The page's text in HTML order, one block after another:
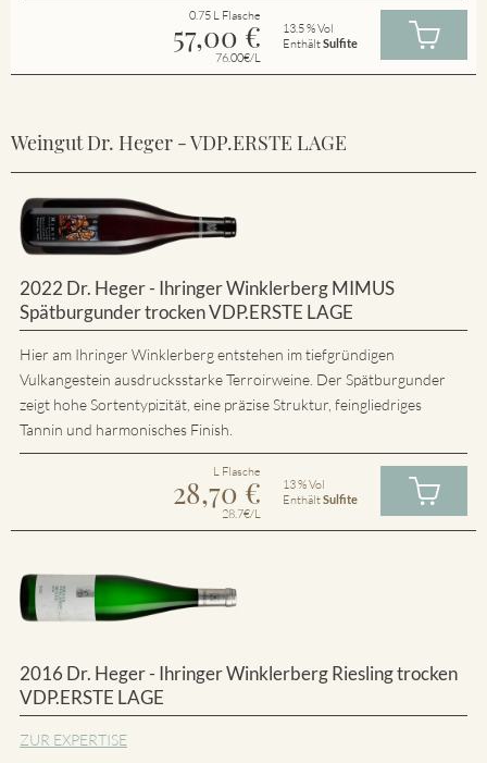
0.75 L Flasche
57,00 €
76.00€/L
13.5 % Vol
EnthältSulfite
Weingut Dr. Heger - VDP.ERSTE LAGE
2022 Dr. Heger - Ihringer Winklerberg MIMUS
Spätburgunder trocken VDP.ERSTE LAGE
Hier am Ihringer Winklerberg entstehen im tiefgründigen
Vulkangestein ausdrucksstarke Terroirweine. Der Spätburgunder
zeigt hohe Sortentypizität, eine präzise Struktur, feingliedriges
Tannin und harmonisches Finish.
L Flasche
28,70 €
28.7€/L
13 % Vol
EnthältSulfite
2016 Dr. Heger - Ihringer Winklerberg Riesling trocken
VDP.ERSTE LAGE
ZUR EXPERTISE